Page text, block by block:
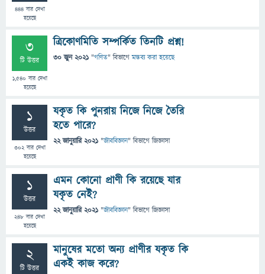
444বার দেখা
হয়েছে
3
টি উত্তর
1,540 বার দেখা
হয়েছে
ত্রিকোণমিতি সম্পর্কিত তিনটি প্রশ্ন!
30 জুন 2021 "গণিত" বিভাগে মন্তব্য করা হয়েছে
1
উত্তর
302বার দেখা
হয়েছে
যকৃত কি পুনরায় নিজে নিজে তৈরি
হতে পারে?
22 জানুয়ারি 2021 "জীববিজ্ঞান" বিভাগে জিজ্ঞাসা
1
উত্তর
248 বার দেখা
হয়েছে
এমন কোনো প্রাণী কি রয়েছে যার
যকৃত নেই?
22 জানুয়ারি 2021 "জীববিজ্ঞান" বিভাগে জিজ্ঞাসা
2
টি উত্তর
মানুষের মতো অন্য প্রাণীর যকৃত কি
একই কাজ করে?